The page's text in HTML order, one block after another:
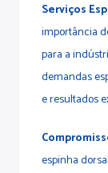
Serviços
importância
para a
demandas
e resultados
espinha